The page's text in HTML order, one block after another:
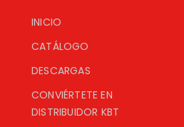
INICIO
CATÁLOGO
DESCARGAS
CONVIÉRTETE EN
DISTRIBUIDOR KBT